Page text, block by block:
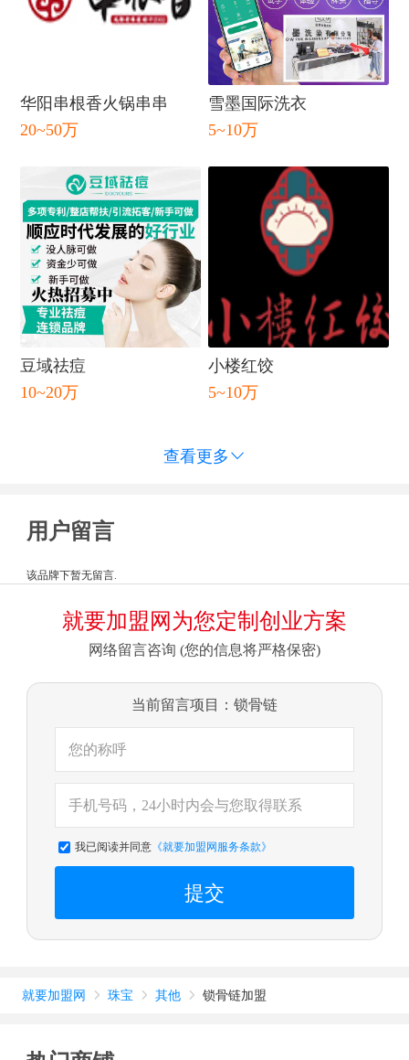
华阳串根香火锅串串
20~50万
雪墨国际洗衣
5~10万
豆域祛痘
10~20万
小楼红饺
5~10万
查看更多 
用户留言
该品牌下暂无留言.
就要加盟网为您定制创业方案
网络留言咨询 (您的信息将严格保密)
当前留言项目：锁骨链
我已阅读并同意《就要加盟网服务条款》
提交
就要加盟网  珠宝  其他  锁骨链加盟